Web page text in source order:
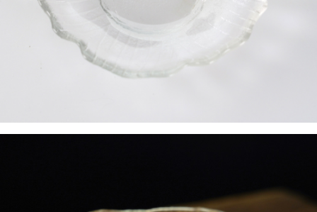
易，需依本服務之必要範圍內提供個人資料，並將交易相關給付款項請求債
權轉讓予恩沛科技股份有限公司。
２．關於個人資料處理事宜，請瀏覽以下網址：
https://aftee.tw/terms/#terms3
３．未成年的使用者請事先徵得法定代理人或監護人之同意方可使用
「AFTEE先享後付」，若未經同意申辦者引起之損失，本公司不負相關責
５．嚴禁一人註冊多個帳號或使用他人資訊註冊。若發現惡意使用之情形，
每筆NT$100，滿NT$1,500(含以上)免運費
離島-黑貓宅配
貨到付款